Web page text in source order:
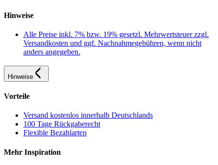
Hinweise
Alle Preise inkl. 7% bzw. 19% gesetzl. Mehrwertsteuer zzgl.
Versandkosten und ggf. Nachnahmegebühren, wenn nicht
anders angegeben.
Hinweise
Vorteile
Versand kostenlos innerhalb Deutschlands
100 Tage Rückgaberecht
Flexible Bezahlarten
Mehr Inspiration